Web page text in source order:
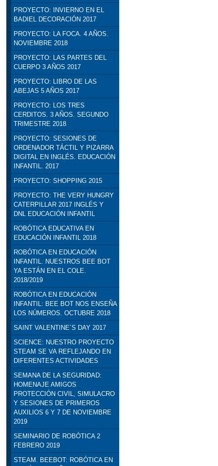
PROYECTO: INVIERNO EN EL
BADIEL DECORACIÓN 2017
PROYECTO: LA FOCA. 4 AÑOS.
NOVIEMBRE 2018
PROYECTO: LAS PARTES DEL
CUERPO 3 AÑOS 2017
PROYECTO: LIBRO DE LAS
ABEJAS 5 AÑOS 2017
PROYECTO: LOS TRES
CERDITOS. 3 AÑOS. SEGUNDO
TRIMESTRE 2018
PROYECTO: SESIONES DE
ORDENADOR TÁCTIL Y PIZARRA
DIGITAL EN INGLÉS. EDUCACIÓN
INFANTIL. 2017
PROYECTO: SHOPPING 2015
PROYECTO: THE VERY HUNGRY
CATERPILLAR 2017 INGLÉS Y
DNL EDUCACIÓN INFANTIL
ROBÓTICA EDUCATIVA EN
EDUCACIÓN INFANTIL 2018
ROBÓTICA EN EDUCACIÓN
INFANTIL. NUESTROS BEE BOT
YA ESTÁN EN EL COLE.
2018/2019
ROBÓTICA EN EDUCACIÓN
INFANTIL: BEE BOT NOS ENSEÑA
LOS NÚMEROS. OCTUBRE 2018
SAINT VALENTINE´S DAY 2017
SCIENCE: NUESTRO PROYECTO
STEAM SE VA REFLEJANDO EN
DIFERENTES ACTIVIDADES
SEMANA DE LA SEGURIDAD:
HOMENAJE AMIGOS
PROTECCIÓN CIVIL, SIMULACRO
Y SESIONES DE PRIMEROS
AUXILIOS 6 Y 7 DE NOVIEMBRE
2019
SEMINARIO DE ROBÓTICA 2
FEBRERO 2019
STEAM. BEEBOT: ROBÓTICA EN